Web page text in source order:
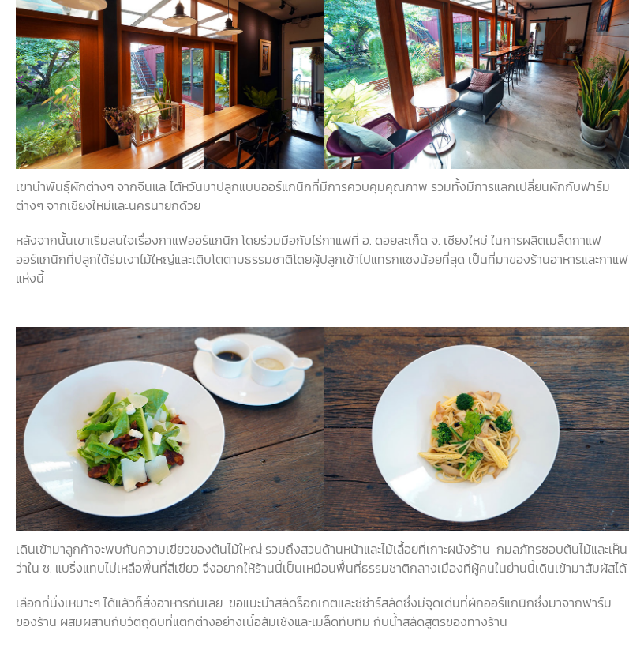
เขานำพันธุ์ผักต่างๆ จากจีนและไต้หวันมาปลูกแบบออร์แกนิกที่มีการควบคุมคุณภาพ รวมทั้งมีการแลกเปลี่ยนผักกับฟาร์ม
ต่างๆ จากเชียงใหม่และนครนายกด้วย
หลังจากนั้นเขาเริ่มสนใจเรื่องกาแฟออร์แกนิก โดยร่วมมือกับไร่กาแฟที่ อ. ดอยสะเก็ด จ. เชียงใหม่ ในการผลิตเมล็ดกาแฟ
ออร์แกนิกที่ปลูกใต้ร่มเงาไม้ใหญ่และเติบโตตามธรรมชาติโดยผู้ปลูกเข้าไปแทรกแซงน้อยที่สุด เป็นที่มาของร้านอาหารและกาแฟ
แห่งนี้
เดินเข้ามาลูกค้าจะพบกับความเขียวของต้นไม้ใหญ่ รวมถึงสวนด้านหน้าและไม้เลื้อยที่เกาะผนังร้าน กมลภัทรชอบต้นไม้และเห็น
ว่าใน ซ. แบริ่งแทบไม่เหลือพื้นที่สีเขียว จึงอยากให้ร้านนี้เป็นเหมือนพื้นที่ธรรมชาติกลางเมืองที่ผู้คนในย่านนี้เดินเข้ามาสัมผัสได้
เลือกที่นั่งเหมาะๆ ได้แล้วก็สั่งอาหารกันเลย ขอแนะนำสลัดร็อกเกตและซีซ่าร์สลัดซึ่งมีจุดเด่นที่ผักออร์แกนิกซึ่งมาจากฟาร์ม
ของร้าน ผสมผสานกับวัตถุดิบที่แตกต่างอย่างเนื้อส้มเช้งและเมล็ดทับทิม กับน้ำสลัดสูตรของทางร้าน